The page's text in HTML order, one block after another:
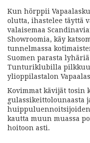
Kun hörppii
olutta, ihastelee täyttä
valaisemaa
Showroomia, käy
tunnelmassa
Suomen parasta
Tunturiklubilla
ylioppilastalon
Kovimmat kävijät tosin
gulassikeittolounaasta
huippuluennoitsijoiden
kautta muun muassa
hoitoon asti.